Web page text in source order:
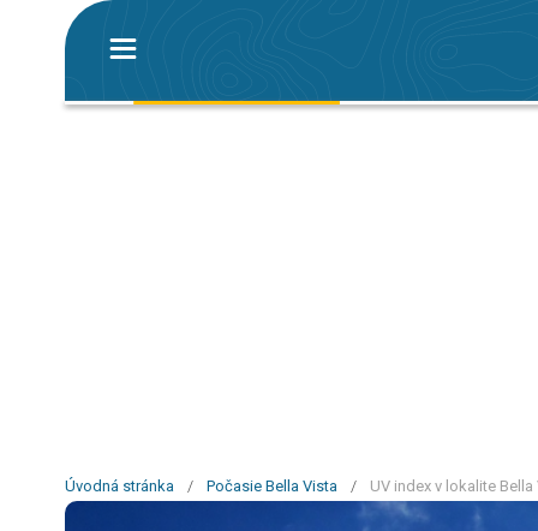
Úvodná stránka / Počasie Bella Vista / UV index v lokalite Bella